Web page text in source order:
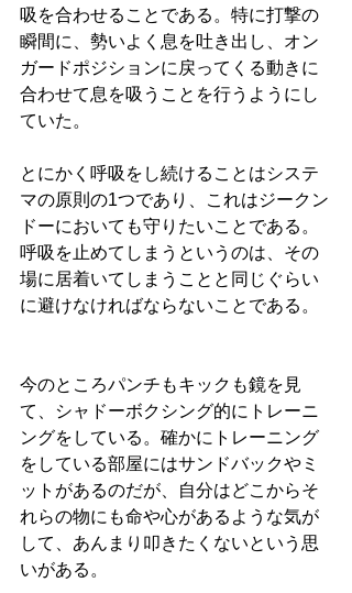
吸を合わせることである。特に打撃の
瞬間に、勢いよく息を吐き出し、オン
ガードポジションに戻ってくる動きに
合わせて息を吸うことを行うようにし
ていた。
とにかく呼吸をし続けることはシステ
マの原則の1つであり、これはジークン
ドーにおいても守りたいことである。
呼吸を止めてしまうというのは、その
場に居着いてしまうことと同じぐらい
に避けなければならないことである。
今のところパンチもキックも鏡を見
て、シャドーボクシング的にトレーニ
ングをしている。確かにトレーニング
をしている部屋にはサンドバックやミ
ットがあるのだが、自分はどこからそ
れらの物にも命や心があるような気が
して、あんまり叩きたくないという思
いがある。